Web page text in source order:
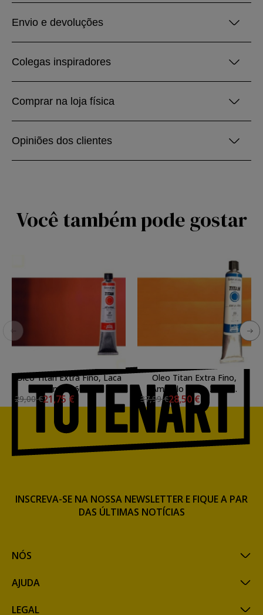
Envio e devoluções
Colegas inspiradores
Comprar na loja física
Opiniões dos clientes
Você também pode gostar
Oleo Titan Extra Fino, Laca
Carmim, 60 ml.
29,00 €21,75 €
Oleo Titan Extra Fino,
Amarelo Indio, 200 ml.
37,99 €28,50 €
NÓS
AJUDA
LEGAL
INSCREVA-SE NA NOSSA NEWSLETTER E FIQUE A PAR
DAS ÚLTIMAS NOTÍCIAS